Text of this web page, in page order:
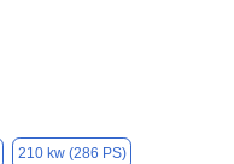
210 kw (286 PS)